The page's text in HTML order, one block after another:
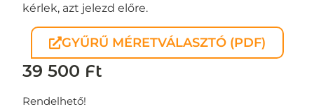
kérlek, azt jelezd előre.
GYŰRŰ MÉRETVÁLASZTÓ (PDF)
39 500 Ft
Rendelhető!